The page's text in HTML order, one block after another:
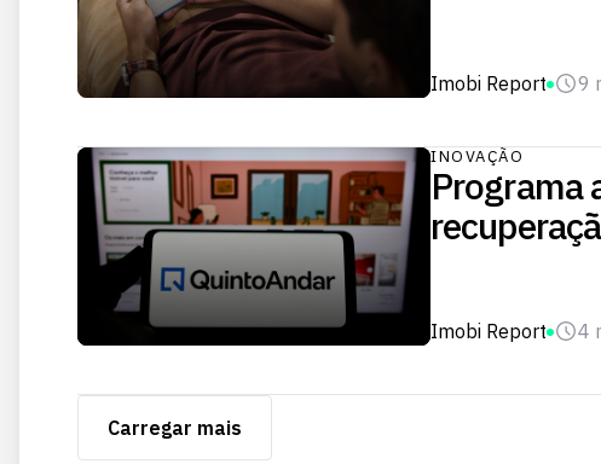
Imobi Report 9
INOVAÇÃO
Programa
Imobi Report 4
Carregar mais